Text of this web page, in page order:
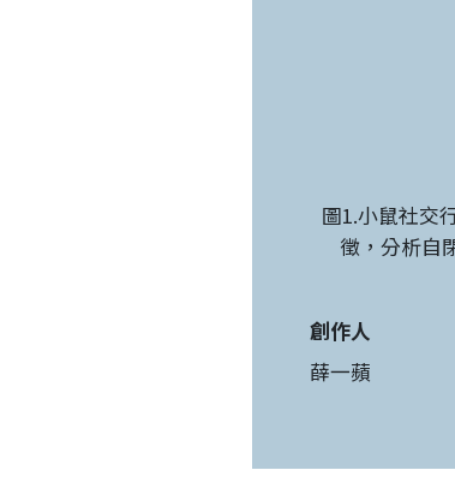
圖1.小鼠社交
徵，分析自
創作人
薛一蘋